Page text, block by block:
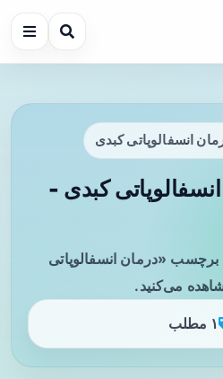
انسفالوپاتی کبدی
کبدی -
برچسب «درمان انسفالوپاتی
می‌کنید.
۱ مطلب